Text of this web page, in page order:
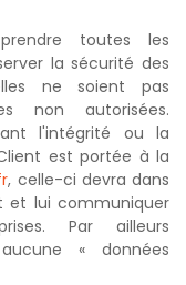
toutes les
la sécurité des
ne soient pas
non autorisées.
l'intégrité ou la
est portée à la
, celle-ci devra dans
et lui communiquer
Par ailleurs
« données